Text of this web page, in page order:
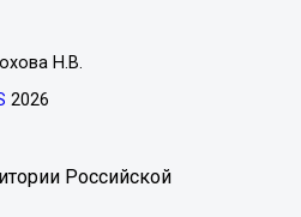
Н.В.
2026
Российской